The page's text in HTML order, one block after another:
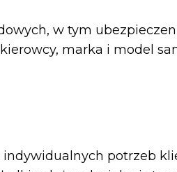
w tym
marka i model
indywidualnych potrzeb